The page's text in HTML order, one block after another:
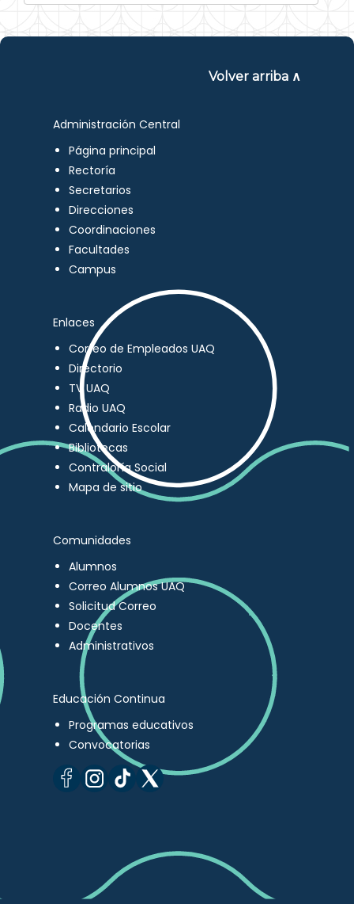
Volver arriba ∧
Administración Central
Página principal
Rectoría
Secretarios
Direcciones
Coordinaciones
Facultades
Campus
Enlaces
Correo de Empleados UAQ
Directorio
TV UAQ
Radio UAQ
Calendario Escolar
Bibliotecas
Contraloría Social
Mapa de sitio
Comunidades
Alumnos
Correo Alumnos UAQ
Solicitud Correo
Docentes
Administrativos
Educación Continua
Programas educativos
Convocatorias